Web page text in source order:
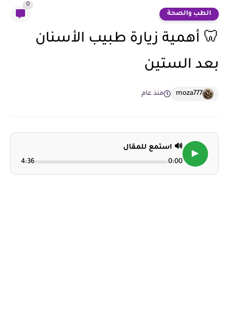
الطب والصحة
0
🦷 أهمية زيارة طبيب الأسنان
بعد الستين
moza777 منذ عام
▶
🔊 استمع للمقال
0:00
4:36